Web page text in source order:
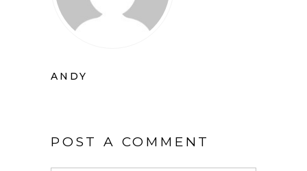
ANDY
POST A COMMENT